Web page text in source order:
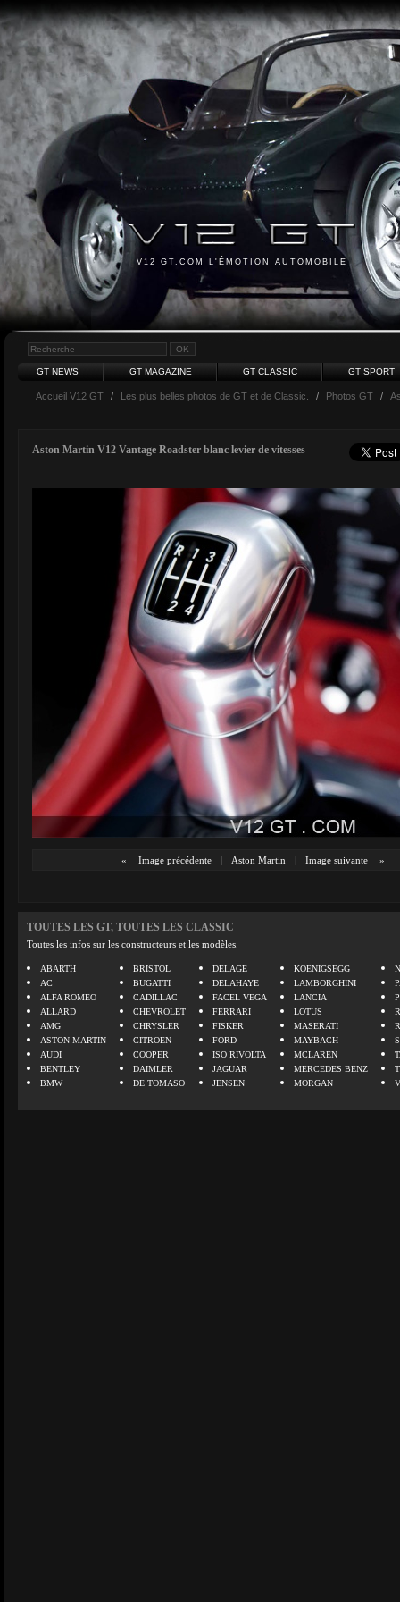
V12 GT.COM L'ÉMOTION AUTOMOBILE
GT NEWS GT MAGAZINE GT CLASSIC GT SPORT
Accueil V12 GT / Les plus belles photos de GT et de Classic. / Photos GT /
Aston Martin V12 Vantage Roadster blanc levier de vitesses
« Image précédente | Aston Martin | Image suivante »
TOUTES LES GT, TOUTES LES CLASSIC
Toutes les infos sur les constructeurs et les modèles.
ABARTH
AC
ALFA ROMEO
ALLARD
AMG
ASTON MARTIN
AUDI
BENTLEY
BMW
BRISTOL
BUGATTI
CADILLAC
CHEVROLET
CHRYSLER
CITROEN
COOPER
DAIMLER
DE TOMASO
DELAGE
DELAHAYE
FACEL VEGA
FERRARI
FISKER
FORD
ISO RIVOLTA
JAGUAR
JENSEN
KOENIGSEGG
LAMBORGHINI
LANCIA
LOTUS
MASERATI
MAYBACH
MCLAREN
MERCEDES BENZ
MORGAN